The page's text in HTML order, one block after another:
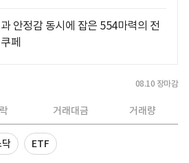
안정감 동시에 잡은 554마력의 전
페
08.10 장마감
거래대금 거래량
닥 ETF